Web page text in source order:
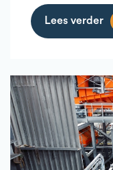
Lees verder